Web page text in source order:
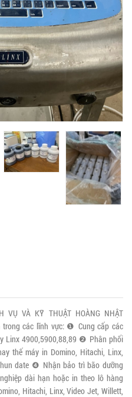
VỤ VÀ KỸ THUẬT HOÀNG NHẬT
trong các lĩnh vực: ❶ Cung cấp các
Linx 4900,5900,88,89 ❷ Phân phối
thế máy in Domino, Hitachi, Linx,
date ❹ Nhận bảo trì bão dưỡng
dài hạn hoặc in theo lô hàng
Hitachi, Linx, Video Jet, Willett,